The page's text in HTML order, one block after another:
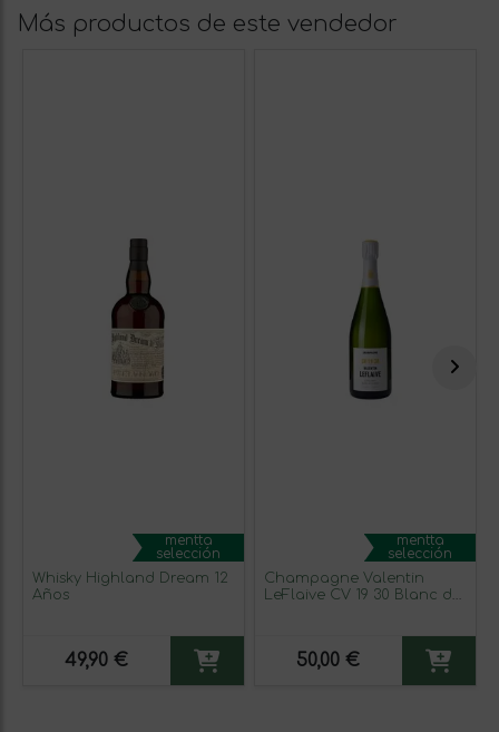
Más productos de este vendedor
mentta
selección
Whisky Highland Dream 12
Años
49,90 €
mentta
selección
Champagne Valentin
LeFlaive CV 19 30 Blanc de
50,00 €